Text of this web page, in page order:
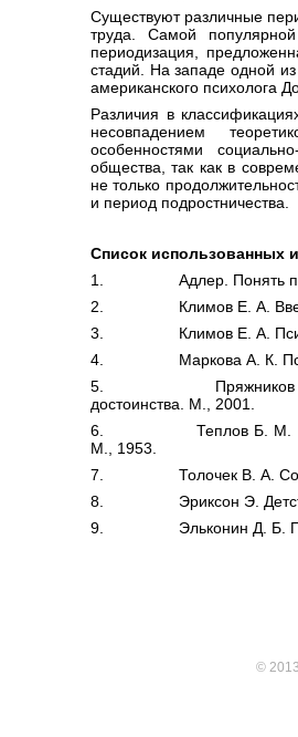
Существуют различные
труда. Самой
периодизация,
стадий. На западе одной
американского психолога
Различия в
несовпадением
особенностями
общества, так как в
не только
и период подростничества.
Список использованных
1. Адлер. Понять
2. Климов Е. А.
3. Климов Е. А.
4. Маркова А. К.
5. Пряжников Е. Ю.
достоинства. М., 2001.
6. Теплов Б. М.
М., 1953.
7. Толочек В. А.
8. Эриксон Э. Детство
9. Эльконин Д. Б.
©